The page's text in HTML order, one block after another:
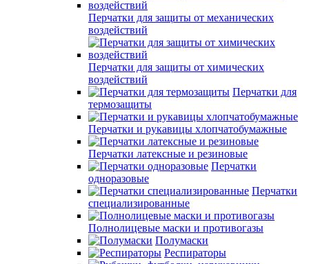
Перчатки для защиты от механических
воздействий
Перчатки для защиты от химических
воздействий
Перчатки для
термозащиты
Перчатки и рукавицы хлопчатобумажные
Перчатки латексные и резиновые
Перчатки
одноразовые
Перчатки
специализированные
Полнолицевые маски и противогазы
Полумаски
Респираторы